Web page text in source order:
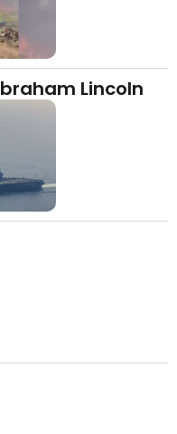
Lincoln